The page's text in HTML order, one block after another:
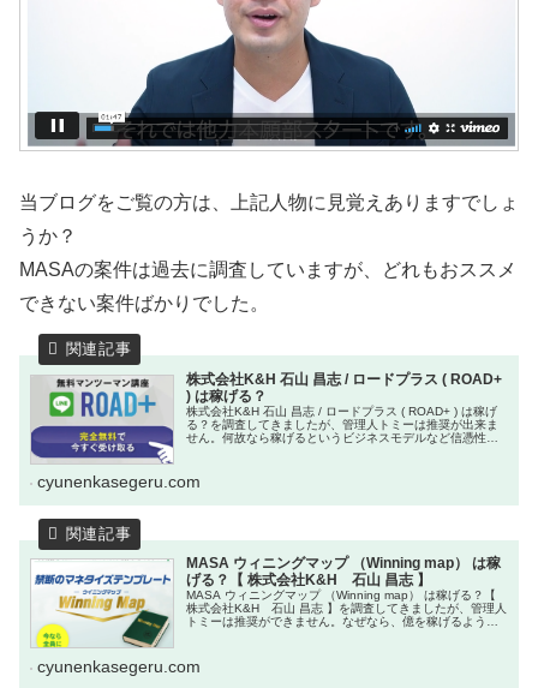
当ブログをご覧の方は、上記人物に見覚えありますでしょ
うか？
MASAの案件は過去に調査していますが、どれもおススメ
できない案件ばかりでした。
株式会社K&H 石山 昌志 / ロードプラス ( ROAD+
) は稼げる？
株式会社K&H 石山 昌志 / ロードプラス ( ROAD+ ) は稼げ
る？を調査してきましたが、管理人トミーは推奨が出来ま
せん。何故なら稼げるというビジネスモデルなど信憑性が
cyunenkasegeru.com
MASA ウィニングマップ （Winning map） は稼
げる？【 株式会社K&H 石山 昌志 】
MASA ウィニングマップ （Winning map） は稼げる？【
株式会社K&H 石山 昌志 】を調査してきましたが、管理人
トミーは推奨ができません。なぜなら、億を稼げるような
cyunenkasegeru.com